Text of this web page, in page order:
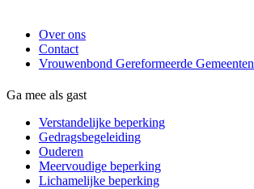
Over ons
Contact
Vrouwenbond Gereformeerde Gemeenten
Ga mee als gast
Verstandelijke beperking
Gedragsbegeleiding
Ouderen
Meervoudige beperking
Lichamelijke beperking